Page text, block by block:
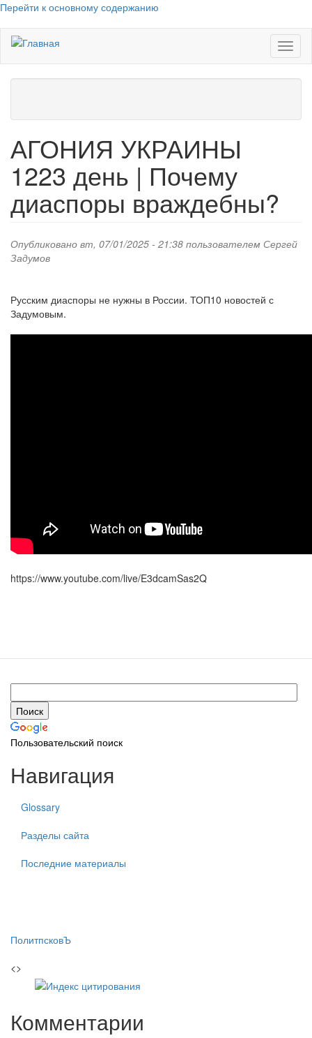
Перейти к основному содержанию
АГОНИЯ УКРАИНЫ
1223 день | Почему
диаспоры враждебны?
Опубликовано вт, 07/01/2025 - 21:38 пользователем Сергей
Задумов
Русским диаспоры не нужны в России. ТОП10 новостей с
Задумовым.
https://www.youtube.com/live/E3dcamSas2Q
Пользовательский поиск
Навигация
Glossary
Разделы сайта
Последние материалы
ПолитпсковЪ
<>
Комментарии